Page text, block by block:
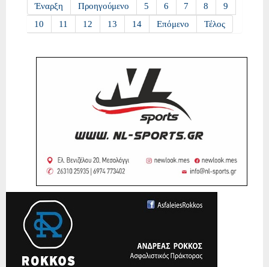
Έναρξη Προηγούμενο 5 6 7 8
9
10
11 12 13 14 Επόμενο Τέλος